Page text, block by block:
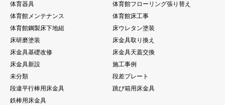
体育器具
体育館フローリング張り替え
体育館メンテナンス
体育館床工事
体育館鋼製床下地組
床ウレタン塗装
床研磨塗装
床金具取り換え
床金具基礎改修
床金具天蓋交換
床金具新設
施工事例
未分類
段差プレート
段違平行棒用床金具
跳び箱用床金具
鉄棒用床金具